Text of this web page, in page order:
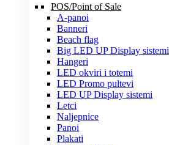
POS/Point of Sale
A-panoi
Banneri
Beach flag
Big LED UP Display sistemi
Hangeri
LED okviri i totemi
LED Promo pultevi
LED UP Display sistemi
Letci
Naljepnice
Panoi
Plakati